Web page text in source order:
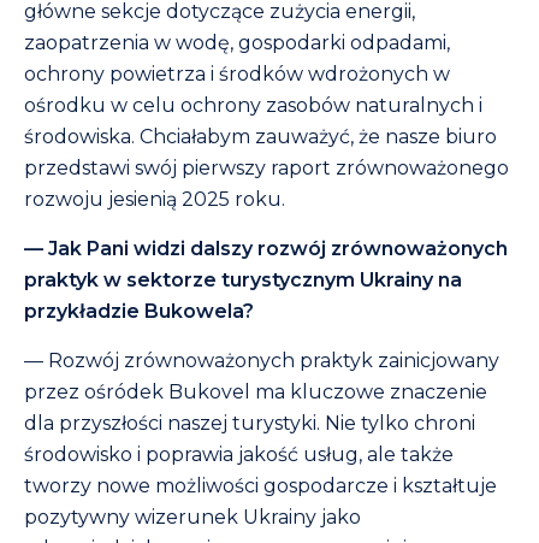
główne sekcje dotyczące zużycia energii,
zaopatrzenia w wodę, gospodarki odpadami,
ochrony powietrza i środków wdrożonych w
ośrodku w celu ochrony zasobów naturalnych i
środowiska. Chciałabym zauważyć, że nasze biuro
przedstawi swój pierwszy raport zrównoważonego
rozwoju jesienią 2025 roku.
— Jak Pani widzi dalszy rozwój zrównoważonych
praktyk w sektorze turystycznym Ukrainy na
przykładzie Bukowela?
— Rozwój zrównoważonych praktyk zainicjowany
przez ośródek Bukovel ma kluczowe znaczenie
dla przyszłości naszej turystyki. Nie tylko chroni
środowisko i poprawia jakość usług, ale także
tworzy nowe możliwości gospodarcze i kształtuje
pozytywny wizerunek Ukrainy jako